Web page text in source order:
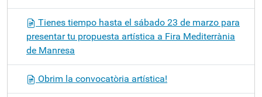
Tienes tiempo hasta el sábado 23 de marzo para
presentar tu propuesta artística a Fira Mediterrània
de Manresa
Obrim la convocatòria artística!